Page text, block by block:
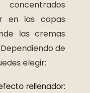
en las capas
las cremas
de
elegir:
rellenador: